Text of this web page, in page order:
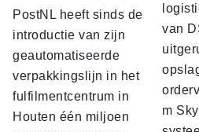
PostNL heeft sinds de
introductie van zijn
geautomatiseerde
verpakkingslijn in het
fulfilmentcentrum in
Houten één miljoen
van
m